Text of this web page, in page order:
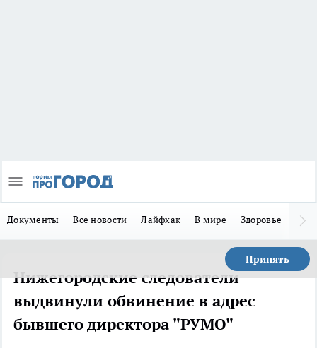
Документы Все новости Лайфхак В мире Здоровье
Принять
Нижегородские следователи
выдвинули обвинение в адрес
бывшего директора "РУМО"